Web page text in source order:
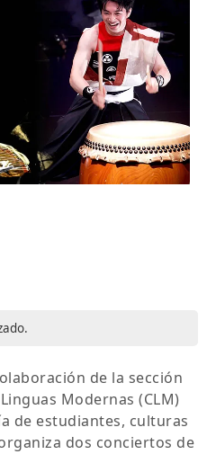
de la sección
Modernas (CLM)
de estudiantes, culturas
dos conciertos de